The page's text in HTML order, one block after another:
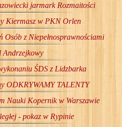
jarmark Rozmaitości
Kiermasz w PKN Orlen
Osób z Niepełnosprawnościami
Andrzejkowy
ŚDS z Lidzbarka
ODKRYWAMY TALENTY
Nauki Kopernik w Warszawie
- pokaz w Rypinie